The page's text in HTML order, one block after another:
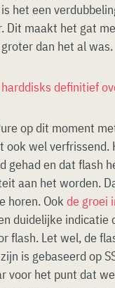
het een
Dit maakt het gat
dan het al was.
definitief
op dit moment
ook wel
gehad en dat flash
aan het worden.
horen. Ook de groei
duidelijke indicatie
flash. Let wel, de
is gebaseerd op
voor het punt dat